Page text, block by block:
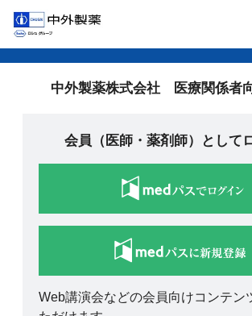
中外製薬株式会社 医療関係者
会員（医師・薬剤師）として
Web講演会などの会員向けコンテン